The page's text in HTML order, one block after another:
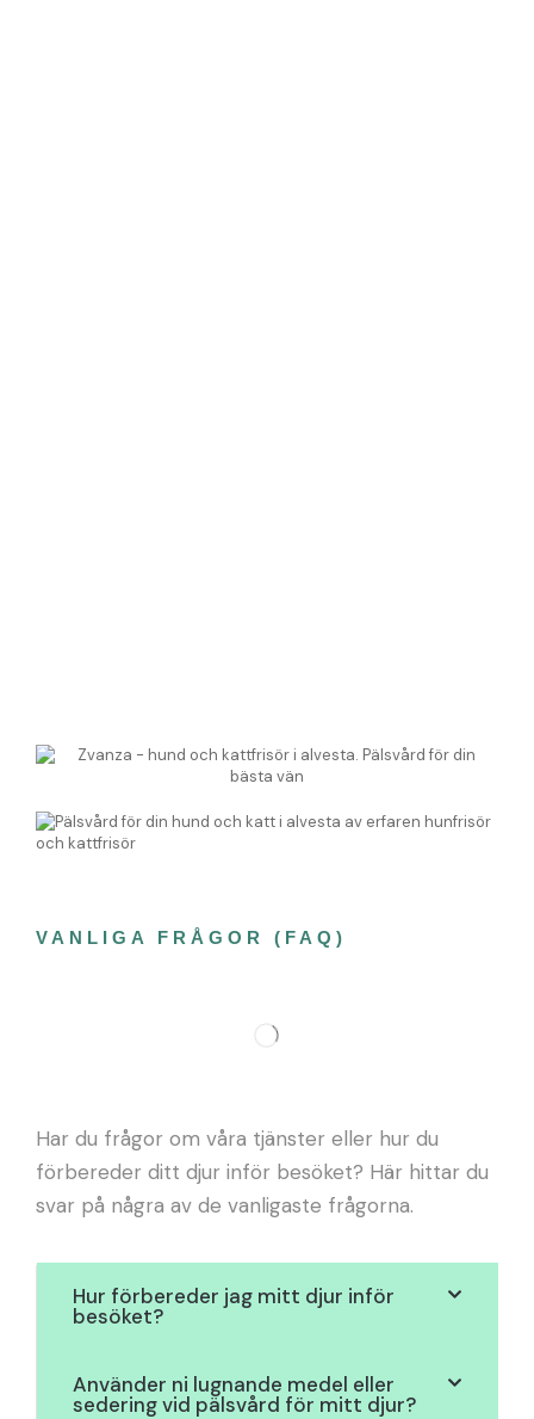
VANLIGA FRÅGOR (FAQ)
Har du frågor om våra tjänster eller hur du
förbereder ditt djur inför besöket? Här hittar du
svar på några av de vanligaste frågorna.
Hur förbereder jag mitt djur inför
besöket?
Använder ni lugnande medel eller
sedering vid pälsvård för mitt djur?